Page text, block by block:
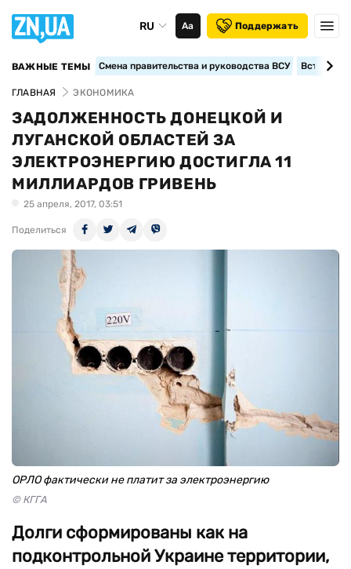
RU Аа Поддержать
ВАЖНЫЕ ТЕМЫ Смена правительства и руководства ВСУ
ГЛАВНАЯ ЭКОНОМИКА
ЗАДОЛЖЕННОСТЬ ДОНЕЦКОЙ И
ЛУГАНСКОЙ ОБЛАСТЕЙ ЗА
ЭЛЕКТРОЭНЕРГИЮ ДОСТИГЛА 11
МИЛЛИАРДОВ ГРИВЕНЬ
25 апреля, 2017, 03:51
Поделиться
ОРЛО фактически не платит за электроэнергию
© КГГА
Долги сформированы как на
подконтрольной Украине территории,